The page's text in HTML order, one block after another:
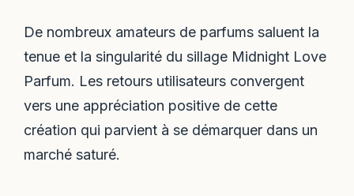
De nombreux amateurs de parfums saluent la
tenue et la singularité du sillage Midnight Love
Parfum. Les retours utilisateurs convergent
vers une appréciation positive de cette
création qui parvient à se démarquer dans un
marché saturé.